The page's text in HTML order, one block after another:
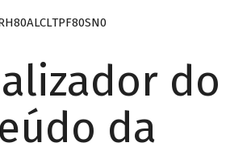
do
da